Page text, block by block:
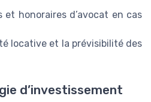
et honoraires d’avocat en cas
locative et la prévisibilité des
d’investissement